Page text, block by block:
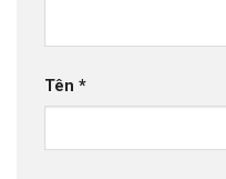
Tên *